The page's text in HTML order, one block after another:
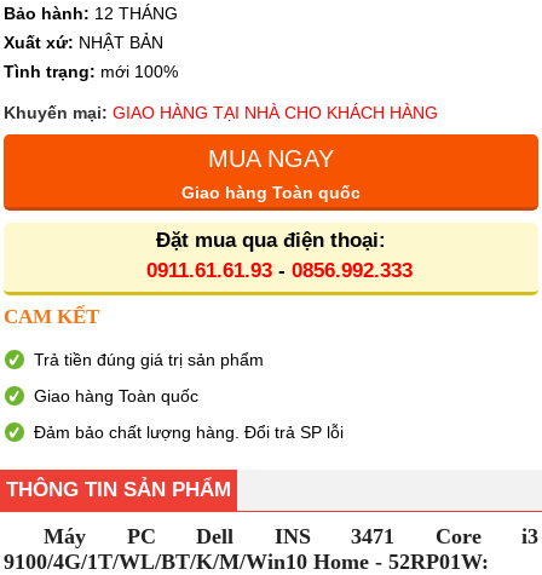
Bảo hành: 12 THÁNG
Xuất xứ: NHẬT BẢN
Tình trạng: mới 100%
Khuyến mại: GIAO HÀNG TẠI NHÀ CHO KHÁCH HÀNG
MUA NGAY
Giao hàng Toàn quốc
Đặt mua qua điện thoại:
0911.61.61.93- 0856.992.333
CAM KẾT
Trả tiền đúng giá trị sản phẩm
Giao hàng Toàn quốc
Đảm bảo chất lượng hàng. Đổi trả SP lỗi
THÔNG TIN SẢN PHẨM
Máy PC Dell INS 3471 Core i3
9100/4G/1T/WL/BT/K/M/Win10 Home - 52RP01W: